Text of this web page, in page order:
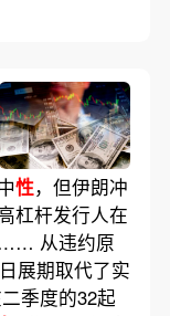
性，但伊朗冲
杠杆发行人在
从违约原
展期取代了实
季度的32起